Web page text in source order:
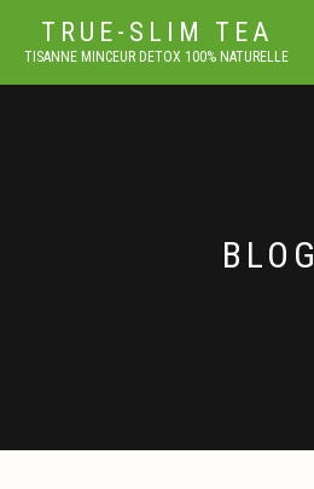
TRUE-SLIM TEA
TISANNE MINCEUR DETOX 100% NATURELLE
BLOG